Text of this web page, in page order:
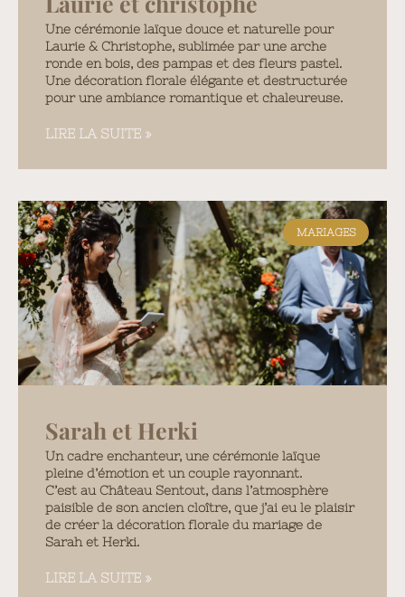
Une cérémonie laïque douce et naturelle pour
Laurie & Christophe, sublimée par une arche
ronde en bois, des pampas et des fleurs pastel.
Une décoration florale élégante et destructurée
pour une ambiance romantique et chaleureuse.
LIRE LA SUITE »
MARIAGES
Sarah et Herki
Un cadre enchanteur, une cérémonie laïque
pleine d’émotion et un couple rayonnant.
C’est au Château Sentout, dans l’atmosphère
paisible de son ancien cloître, que j’ai eu le plaisir
de créer la décoration florale du mariage de
Sarah et Herki.
LIRE LA SUITE »